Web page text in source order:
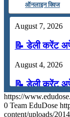
ऑनलाइन क्विज
August 7, 2026
📝 डेली करेंट
August 4, 2026
📝 डेली करेंट
July 31, 2026
https://
0 Team EduDose
content/uploads/